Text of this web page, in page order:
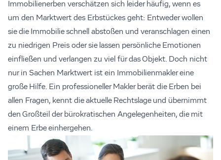
Immobilienerben verschätzen sich leider häufig, wenn es
um den Marktwert des Erbstückes geht: Entweder wollen
sie die Immobilie schnell abstoßen und veranschlagen einen
zu niedrigen Preis oder sie lassen persönliche Emotionen
einfließen und verlangen zu viel für das Objekt. Doch nicht
nur in Sachen Marktwert ist ein Immobilienmakler eine
große Hilfe. Ein professioneller Makler berät die Erben bei
allen Fragen, kennt die aktuelle Rechtslage und übernimmt
den Großteil der bürokratischen Angelegenheiten, die mit
einem Erbe einhergehen.